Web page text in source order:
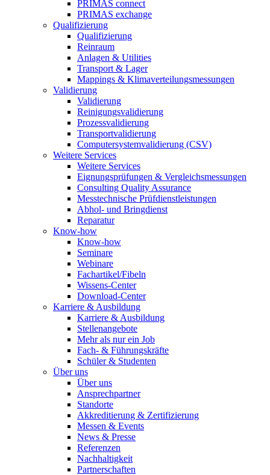
PRIMAS connect
PRIMAS exchange
Qualifizierung
Qualifizierung
Reinraum
Anlagen & Utilities
Transport & Lager
Mappings & Klimaverteilungsmessungen
Validierung
Validierung
Reinigungsvalidierung
Prozessvalidierung
Transportvalidierung
Computersystemvalidierung (CSV)
Weitere Services
Weitere Services
Eignungsprüfungen & Vergleichsmessungen
Consulting Quality Assurance
Messtechnische Prüfdienstleistungen
Abhol- und Bringdienst
Reparatur
Know-how
Know-how
Seminare
Webinare
Fachartikel/Fibeln
Wissens-Center
Download-Center
Karriere & Ausbildung
Karriere & Ausbildung
Stellenangebote
Mehr als nur ein Job
Fach- & Führungskräfte
Schüler & Studenten
Über uns
Über uns
Ansprechpartner
Standorte
Akkreditierung & Zertifizierung
Messen & Events
News & Presse
Referenzen
Nachhaltigkeit
Partnerschaften